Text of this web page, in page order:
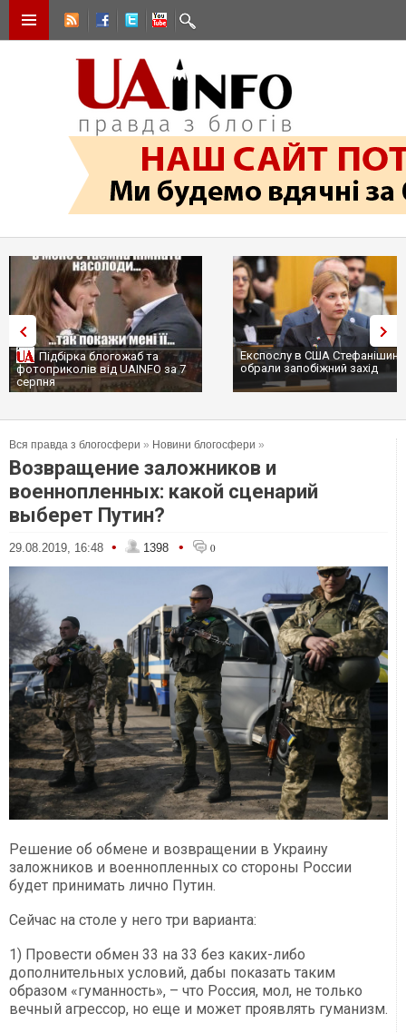
Підбірка блогожаб та
фотоприколів від UAINFO за 7
серпня
Експослу в США Стефанішиній
обрали запобіжний захід
Вся правда з блогосфери » Новини блогосфери »
Возвращение заложников и
военнопленных: какой сценарий
выберет Путин?
29.08.2019, 16:48 • 1398 • 0
Решение об обмене и возвращении в Украину
заложников и военнопленных со стороны России
будет принимать лично Путин.
Сейчас на столе у него три варианта:
1) Провести обмен 33 на 33 без каких-либо
дополнительных условий, дабы показать таким
образом «гуманность», – что Россия, мол, не только
вечный агрессор, но еще и может проявлять гуманизм.